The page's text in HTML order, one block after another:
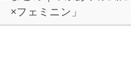
×フェミニン」